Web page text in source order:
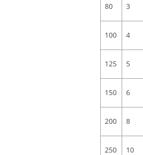
80 3
100 4
125 5
150 6
200 8
250 10